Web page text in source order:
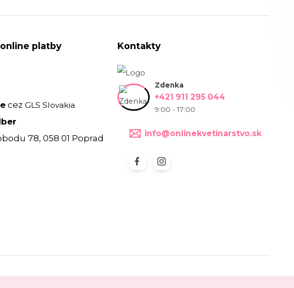
platby
cezGLS Slovakia
78, 058 01 Poprad
Kontakty
Zdenka
+421 911 295 044
9:00 - 17:00
info@onlinekvetinarstvo.sk